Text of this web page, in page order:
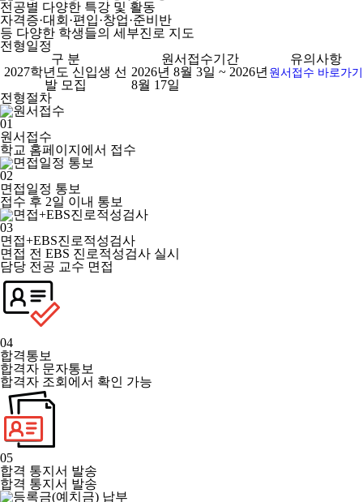
전공별 다양한 특강 및 활동
자격증·대회·편입·창업·준비반
등 다양한 학생들의 세부진로 지도
전형일정
구 분
원서접수기간
유의사항
2027학년도 신입생 선
발 모집
2026년 8월 3일 ~ 2026년
8월 17일
원서접수 바로가기
전형절차
01
원서접수
학교 홈페이지에서 접수
02
면접일정 통보
접수 후 2일 이내 통보
03
면접+EBS진로적성검사
면접 전 EBS 진로적성검사 실시
담당 전공 교수 면접
04
합격통보
합격자 문자통보
합격자 조회에서 확인 가능
05
합격 통지서 발송
합격 통지서 발송